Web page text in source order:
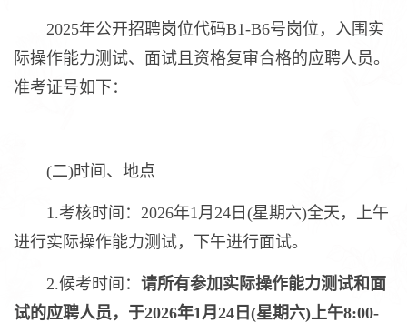
2025年公开招聘岗位代码B1-B6号岗位，入围实
际操作能力测试、面试且资格复审合格的应聘人员。
准考证号如下：
(二)时间、地点
1.考核时间：2026年1月24日(星期六)全天，上午
进行实际操作能力测试，下午进行面试。
2.候考时间： 请所有参加实际操作能力测试和面
试的应聘人员，于2026年1月24日(星期六)上午8:00-